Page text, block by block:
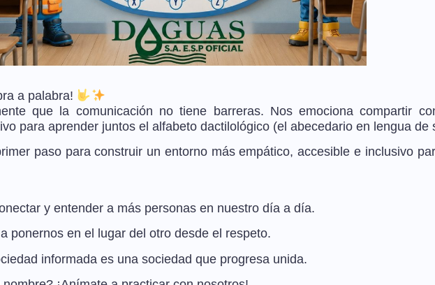
a palabra!
que la comunicación no tiene barreras. Nos emociona compartir
para aprender juntos el alfabeto dactilológico (el abecedario en lengua de
paso para construir un entorno más empático, accesible e inclusivo
y entender a más personas en nuestro día a día.
ponernos en el lugar del otro desde el respeto.
informada es una sociedad que progresa unida.